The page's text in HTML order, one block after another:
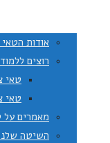
אודות
רוצים
טאי
טאי
מאמרים על
השיטה